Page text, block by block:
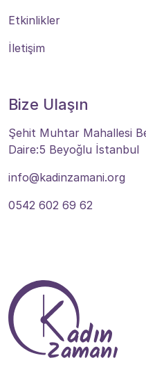
Etkinlikler
İletişim
Bize Ulaşın
Şehit Muhtar Mahallesi
Daire:5 Beyoğlu İstanbul
info@kadinzamani.org
0542 602 69 62